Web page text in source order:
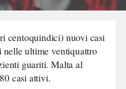
centoquindici) nuovi casi
ultime ventiquattro
guariti. Malta al
casi attivi.